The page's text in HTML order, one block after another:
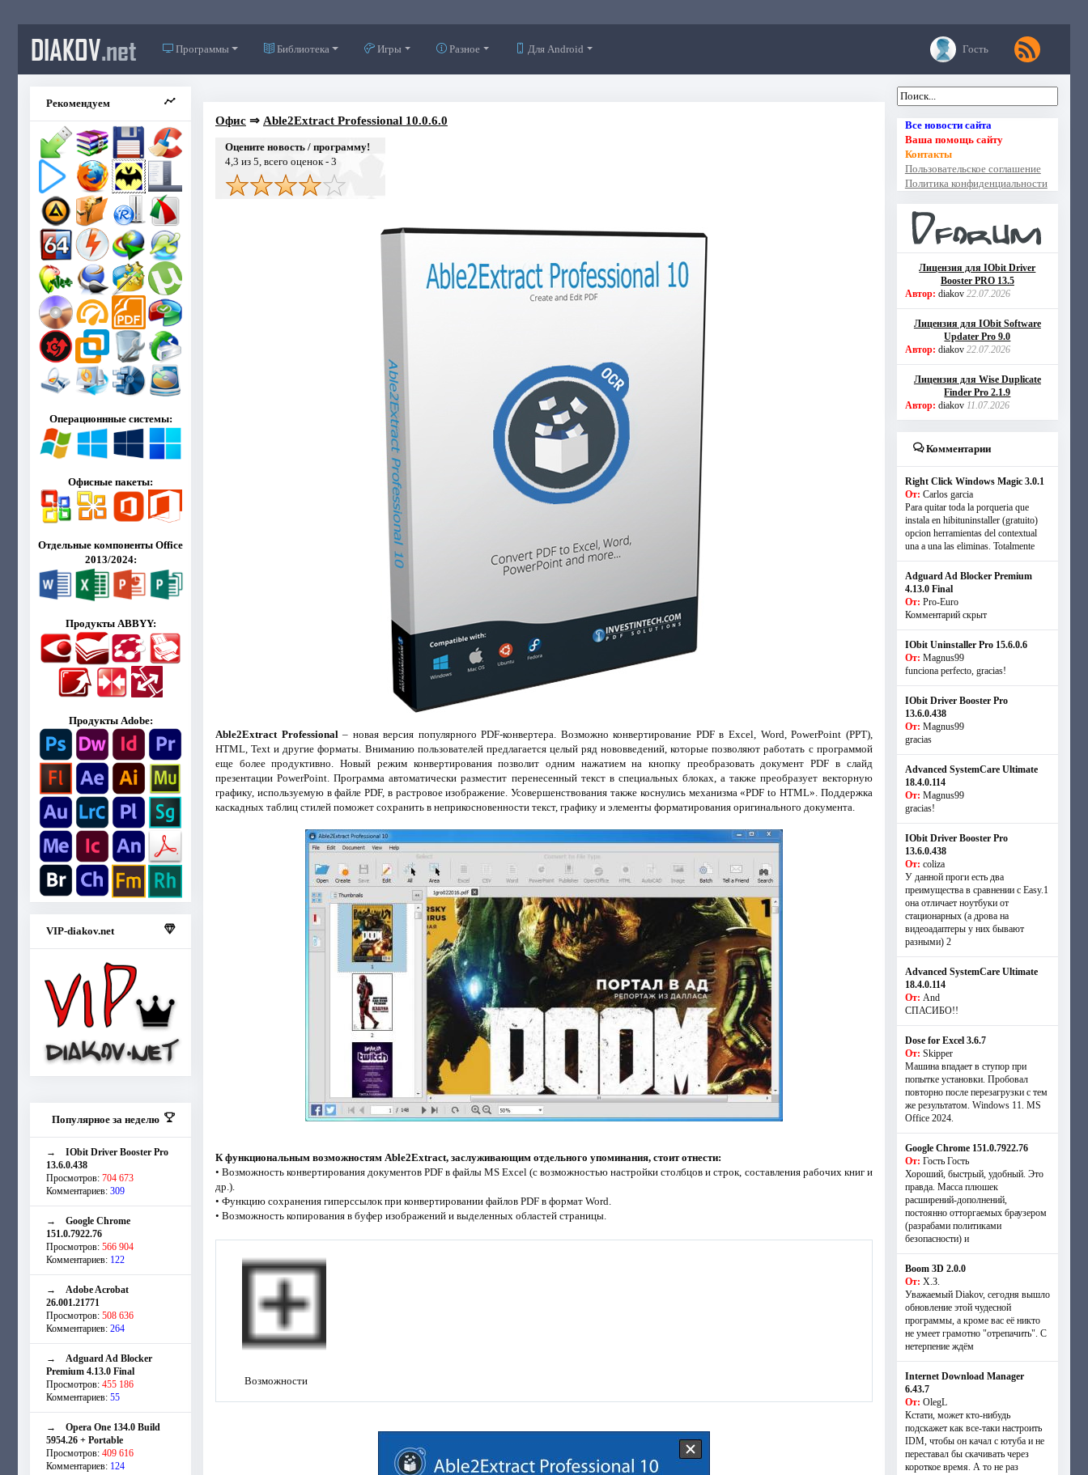
DIAKOV.net Программы Библиотека Игры Разное Для Android Гость
Рекомендуем
Операционнные системы:
Офисные пакеты:
Отдельные компоненты Office
2013/2024:
Продукты ABBYY:
Продукты Adobe:
VIP-diakov.net
Популярное за неделю
→ IObit Driver Booster Pro
13.6.0.438
Просмотров: 704 673
Комментариев: 309
→ Google Chrome
151.0.7922.76
Просмотров: 566 904
Комментариев: 122
→ Adobe Acrobat
26.001.21771
Просмотров: 508 636
Комментариев: 264
→ Adguard Ad Blocker
Premium 4.13.0 Final
Просмотров: 455 186
Комментариев: 55
→ Opera One 134.0 Build
5954.26 + Portable
Просмотров: 409 616
Комментариев: 124
Офис⇒ Able2Extract Professional 10.0.6.0
Оцените новость / программу!
4,3 из 5, всего оценок - 3
Able2Extract Professional – новая версия популярного PDF-конвертера. Возможно конвертирование PDF в Excel, Word, PowerPoint (PPT),
HTML, Text и другие форматы. Вниманию пользователей предлагается целый ряд нововведений, которые позволяют работать с программой
еще более продуктивно. Новый режим конвертирования позволит одним нажатием на кнопку преобразовать документ PDF в слайд
презентации PowerPoint. Программа автоматически разместит перенесенный текст в специальных блоках, а также преобразует векторную
графику, используемую в файле PDF, в растровое изображение. Усовершенствования также коснулись механизма «PDF to HTML». Поддержка
каскадных таблиц стилей поможет сохранить в неприкосновенности текст, графику и элементы форматирования оригинального документа.
К функциональным возможностям Able2Extract, заслуживающим отдельного упоминания, стоит отнести:
• Возможность конвертирования документов PDF в файлы MS Excel (с возможностью настройки столбцов и строк, составления рабочих книг и
др.).
• Функцию сохранения гиперссылок при конвертировании файлов PDF в формат Word.
• Возможность копирования в буфер изображений и выделенных областей страницы.
Возможности
Все новости сайта
Ваша помощь сайту
Контакты
Пользовательское соглашение
Политика конфиденциальности
Лицензия для IObit Driver
Booster PRO 13.5
Автор: diakov 22.07.2026
Лицензия для IObit Software
Updater Pro 9.0
Автор: diakov 22.07.2026
Лицензия для Wise Duplicate
Finder Pro 2.1.9
Автор: diakov 11.07.2026
Комментарии
Right Click Windows Magic 3.0.1
От: Carlos garcia
Para quitar toda la porqueria que
instala en hibituninstaller (gratuito)
opcion herramientas del contextual
una a una las eliminas. Totalmente
Adguard Ad Blocker Premium
4.13.0 Final
От: Pro-Euro
Комментарий скрыт
IObit Uninstaller Pro 15.6.0.6
От: Magnus99
funciona perfecto, gracias!
IObit Driver Booster Pro
13.6.0.438
От: Magnus99
gracias
Advanced SystemCare Ultimate
18.4.0.114
От: Magnus99
gracias!
IObit Driver Booster Pro
13.6.0.438
От: coliza
У данной проги есть два
преимущества в сравнении с Easy.1
она отличает ноутбуки от
стационарных (а дрова на
видеоадаптеры у них бывают
разными) 2
Advanced SystemCare Ultimate
18.4.0.114
От: And
СПАСИБО!!
Dose for Excel 3.6.7
От: Skipper
Машина впадает в ступор при
попытке установки. Пробовал
повторно после перезагрузки с тем
же результатом. Windows 11. MS
Offiсe 2024.
Google Chrome 151.0.7922.76
От: Гость Гость
Хороший, быстрый, удобный. Это
правда. Масса плюшек
расширений-дополнений,
постоянно отторгаемых браузером
(разрабами политиками
безопасности) и
Boom 3D 2.0.0
От: Х.З.
Уважаемый Diakov, сегодня вышло
обновление этой чудесной
программы, а кроме вас её никто
не умеет грамотно "отрепачить". С
нетерпение ждём
Internet Download Manager
6.43.7
От: OlegL
Кстати, может кто-нибудь
подскажет как все-таки настроить
IDM, чтобы он качал с ютуба и не
переставал бы скачивать через
короткое время. А то не раз